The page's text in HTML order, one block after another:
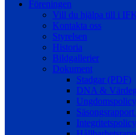
Föreningen
Vill du hjälpa till i
Kontakta oss
Styrelsen
Historia
Bildgallerier
Dokument
Stadgar (PDF)
DNA &
Ungdomspolicy